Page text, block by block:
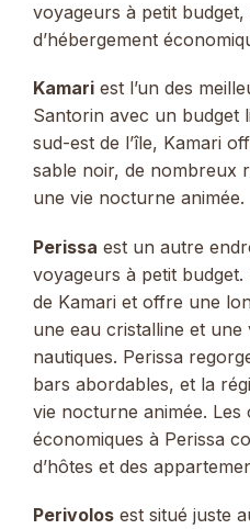
voyageurs à petit budget,
d’hébergement
Kamari est l’un des
Santorin avec un budget
sud-est de l’île, Kamari
sable noir, de nombreux
une vie nocturne animée.
Perissa est un autre
voyageurs à petit
de Kamari et offre une
une eau cristalline et une
nautiques. Perissa
bars abordables, et la
vie nocturne animée. Les
économiques à Perissa
d’hôtes et des
Perivolos est situé juste